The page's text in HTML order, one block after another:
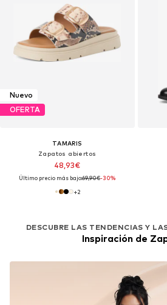
Nuevo
OFERTA
TAMARIS
Zapatos abiertos
48,93€
Último precio más bajo:69,90€-30%
+2
DESCUBRE LAS TENDENCIAS Y
Inspiración de